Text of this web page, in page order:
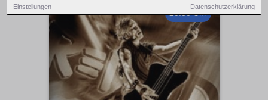
Einstellungen Datenschutzerklärung
20:30 Uhr